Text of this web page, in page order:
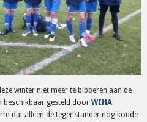
winter niet meer te bibberen aan de
beschikbaar gesteld door WIHA
dat alleen de tegenstander nog koude